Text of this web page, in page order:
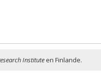
Institute en Finlande.